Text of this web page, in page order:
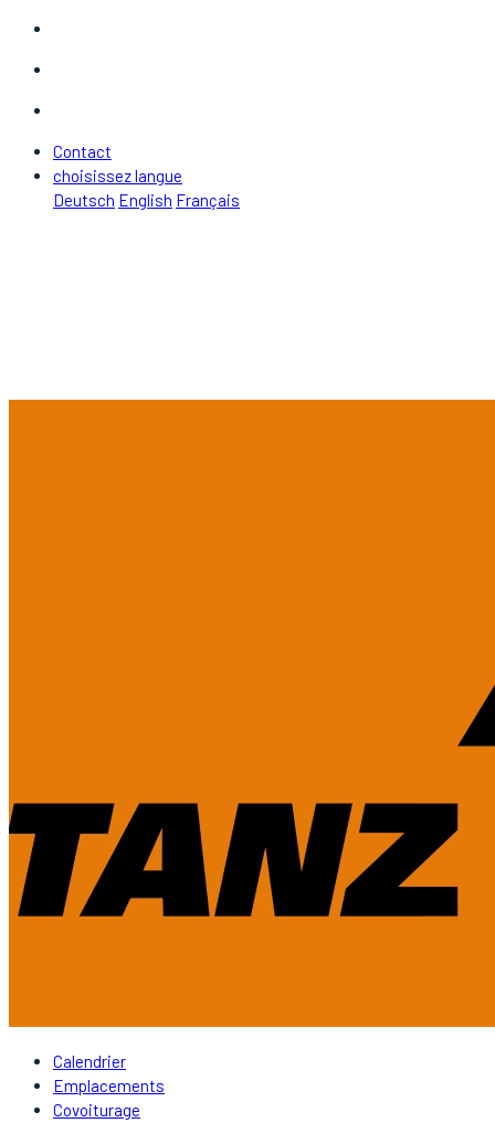
Contact
choisissez langue
Deutsch English Français
Calendrier
Emplacements
Covoiturage